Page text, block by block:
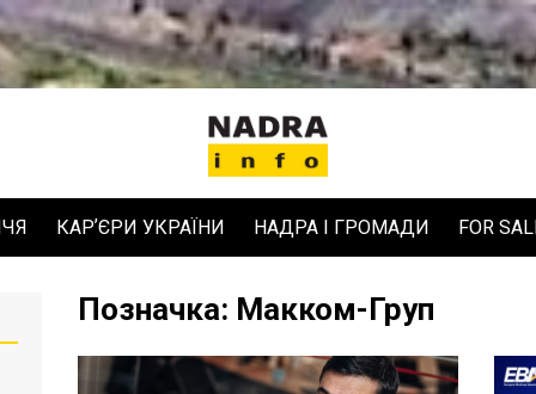
КАРʼЄРИ УКРАЇНИ НАДРА І ГРОМАДИ FOR
Позначка: Макком-Груп